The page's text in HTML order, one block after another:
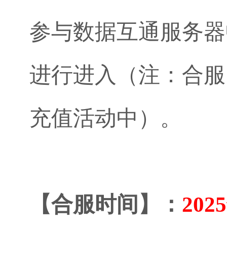
参与数据互通服务
进行进入（注：合
充值活动中）。
【合服时间】：